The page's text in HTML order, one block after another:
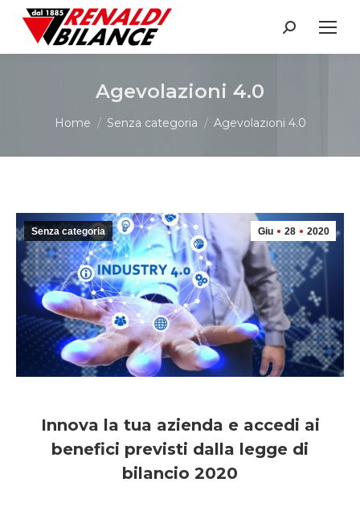
Search:
Agevolazioni 4.0
You are here:
Home Senza categoria Agevolazioni 4.0
Giu 28 2020
Senza categoria
Innova la tua azienda e accedi ai
benefici previsti dalla legge di
bilancio 2020